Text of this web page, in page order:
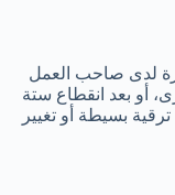
لدى صاحب العمل
أو بعد انقطاع ستة
بسيطة أو تغيير